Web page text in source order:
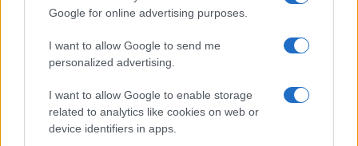
Google for online advertising purposes.
I want to allow Google to send me
personalized advertising.
I want to allow Google to enable storage
related to analytics like cookies on web or
device identifiers in apps.
Vigezzo
Andrea Conforti · 5 Ago 2026
NERD NEWS